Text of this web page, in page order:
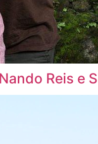
Reis e